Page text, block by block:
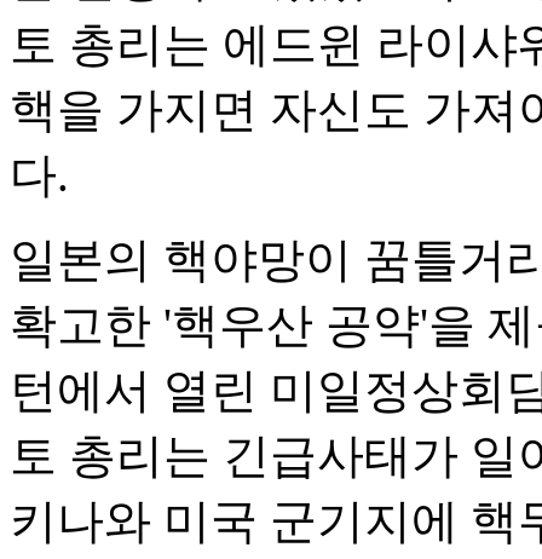
토 총리는 에드윈 라이
핵을 가지면 자신도 가
다.
일본의 핵야망이 꿈틀거
확고한 '핵우산 공약'을
턴에서 열린 미일정상회
토 총리는 긴급사태가 일
키나와 미국 군기지에